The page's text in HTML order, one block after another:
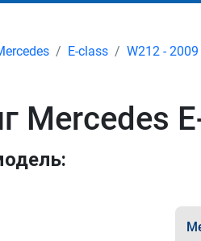
E-class W212 -
Mercedes